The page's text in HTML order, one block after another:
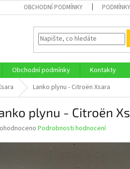
OBCHODNÍ PODMÍNKY
Obchodní podmínky
Kontakty
Lanko plynu - Citroën Xsara
plynu - Citroën
Podrobnosti hodnocení